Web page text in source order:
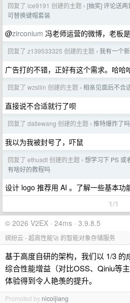
回复了 ice9191 创建的主题 › [抽奖] 评论送
可替换键帽套装
@zirconium 冯老师运营的微博，老板
回复了 z139533325 创建的主题 › 我有一个
广告打的不错，正好有这个需求。哈哈
回复了 wzsllin 创建的主题 › 相亲见面后不合
直接说不合适就行了呗
回复了 datiewang 创建的主题 › 推特爆炸了吗
我以为我被封号了，吓鼠
回复了 ethusdt 创建的主题 › 想学习下 PS 或
有啥好的教程吗
设计 logo 推荐用 AI 。了解一些基本功
1/1
© 2026 V2EX · 24ms · 3.9.8.5
缤纷云 - 超高性能🚀 的智能对象存储服务
基于高度自研的架构，我们以 1/3 的
综合性能增益（对比OSS、Qiniu等
体验得到令人艳羡的提升。
Promoted by nicoljiang